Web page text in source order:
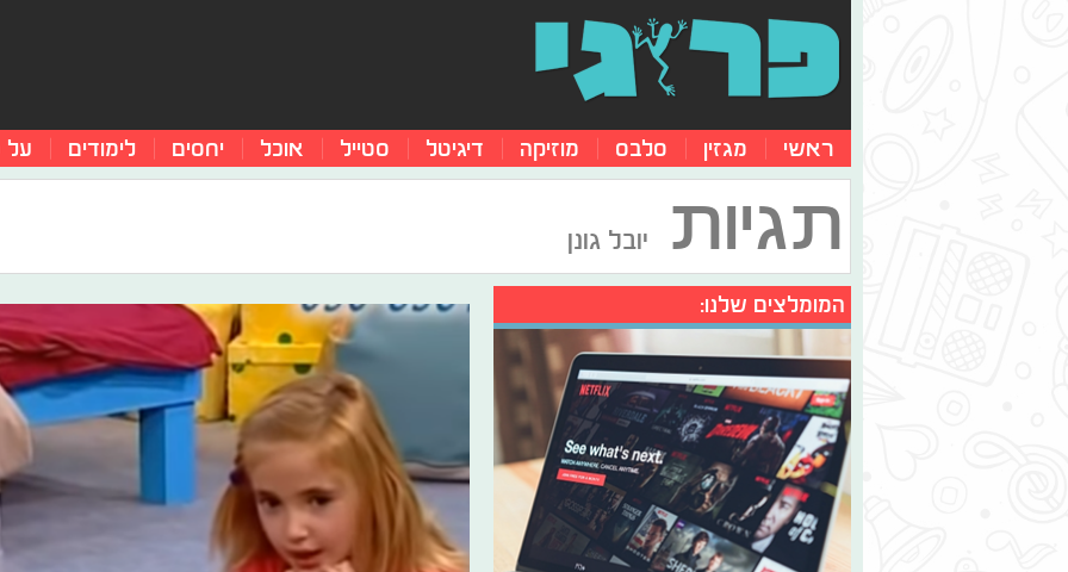
ראשי מגזין סלבס מוזיקה דיגיטל סטייל אוכל יחסים לימודים על
תגיות יובל גונן
המומלצים שלנו: